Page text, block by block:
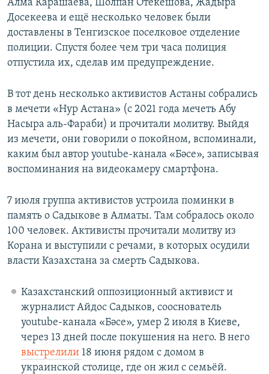
Алма Карашаева, Шолпан Отекешова, Жадыра
Досекеева и ещё несколько человек были
доставлены в Тенгизское поселковое отделение
полиции. Спустя более чем три часа полиция
отпустила их, сделав им предупреждение.
В тот день несколько активистов Астаны собрались
в мечети «Нур Астана» (с 2021 года мечеть Абу
Насыра аль-Фараби) и прочитали молитву. Выйдя
из мечети, они говорили о покойном, вспоминали,
каким был автор youtube-канала «Бәсе», записывая
воспоминания на видеокамеру смартфона.
7 июля группа активистов устроила поминки в
память о Садыкове в Алматы. Там собралось около
100 человек. Активисты прочитали молитву из
Корана и выступили с речами, в которых осудили
власти Казахстана за смерть Садыкова.
Казахстанский оппозиционный активист и
журналист Айдос Садыков, сооснователь
youtube-канала «Бәсе», умер 2 июля в Киеве,
через 13 дней после покушения на него. В него
выстрелили 18 июня рядом с домом в
украинской столице, где он жил с семьёй.